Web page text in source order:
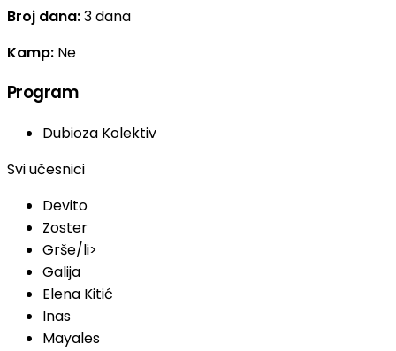
Broj dana:3 dana
Kamp: Ne
Program
Dubioza Kolektiv
Svi učesnici
Devito
Zoster
Grše/li>
Galija
Elena Kitić
Inas
Mayales